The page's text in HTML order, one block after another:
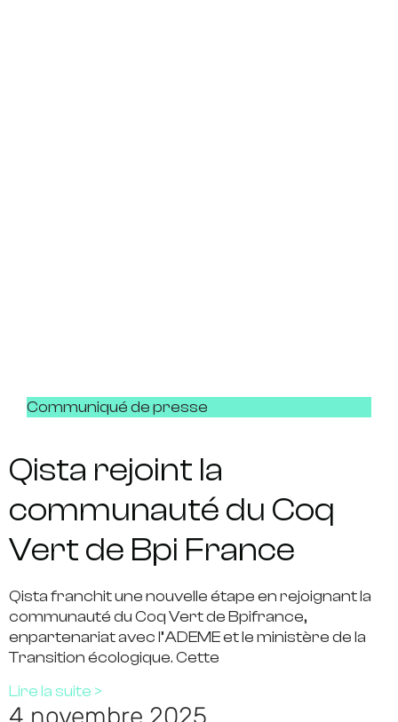
Communiqué de presse
Qista rejoint la
communauté du Coq
Vert de Bpi France
Qista franchit une nouvelle étape en rejoignant la
communauté du Coq Vert de Bpifrance,
enpartenariat avec l’ADEME et le ministère de la
Transition écologique. Cette
Lire la suite >
4 novembre 2025